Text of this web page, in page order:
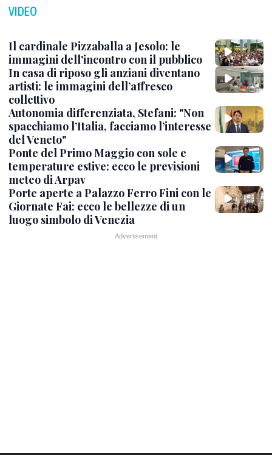
VIDEO
Il cardinale Pizzaballa a Jesolo: le
immagini dell'incontro con il pubblico
In casa di riposo gli anziani diventano
artisti: le immagini dell’affresco
collettivo
Autonomia differenziata, Stefani: "Non
spacchiamo l’Italia, facciamo l’interesse
del Veneto"
Ponte del Primo Maggio con sole e
temperature estive: ecco le previsioni
meteo di Arpav
Porte aperte a Palazzo Ferro Fini con le
Giornate Fai: ecco le bellezze di un
luogo simbolo di Venezia